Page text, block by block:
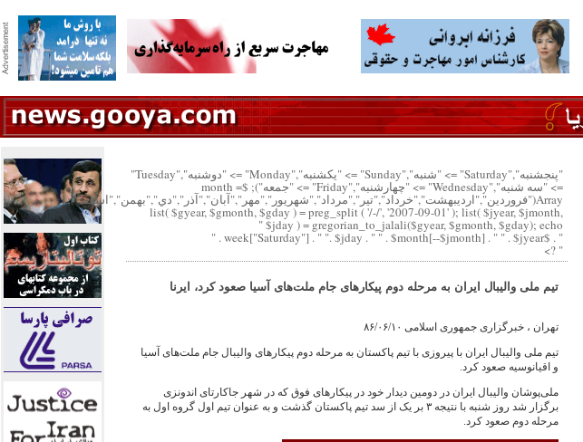
"پنجشنبه","Saturday" => "شنبه","Sunday" => "يكشنبه","Monday" => "دوشنبه","Tuesday"
=> "سه شنبه","Wednesday" => "چهارشنبه","Friday" => "جمعه"); $month =
Array("فروردين","ارديبهشت","خرداد","تير","مرداد","شهريور","مهر","آبان","آذر","دي","بهمن","اسفند");
list( $gyear, $gmonth, $gday ) = preg_split ( '/-/', '2007-09-01' ); list( $jyear, $jmonth,
$jday ) = gregorian_to_jalali($gyear, $gmonth, $gday); echo "
" . $week["Saturday"] . " ". $jday . " " . $month[--$jmonth] . " " . $jyear . "
" ?>
تيم ملی واليبال ايران به مرحله دوم پيکارهای جام ملت‌های آسيا صعود کرد، ايرنا
تهران ، خبرگزاری جمهوری اسلامی ‪۸۶/۰۶/۱۰‬
تيم ملی واليبال ايران با پيروزی با تيم پاکستان به مرحله دوم پيکارهای واليبال جام ملت‌های آسيا
و اقيانوسيه صعود کرد.
ملی‌پوشان واليبال ايران در دومين ديدار خود در پيکارهای فوق که در شهر جاکارتای اندونزی
برگزار شد روز شنبه با نتيجه ‪ ۳‬بر يک از سد تيم پاکستان گذشت و به عنوان تيم اول گروه اول به
مرحله دوم صعود کرد.